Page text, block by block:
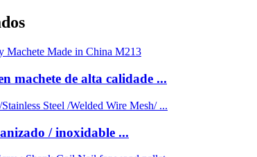
machete de alta calidade ...
/ inoxidable ...